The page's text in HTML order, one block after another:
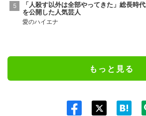
「人殺す以外は全部やってきた」総長時代
を公開した人気芸人
愛のハイエナ
もっと見る